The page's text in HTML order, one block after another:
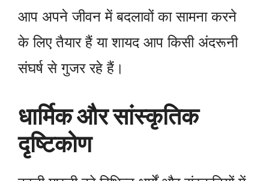
आप अपने जीवन में बदलावों का सामना करने
के लिए तैयार हैं या शायद आप किसी अंदरूनी
संघर्ष से गुजर रहे हैं।
धार्मिक और सांस्कृतिक
दृष्टिकोण